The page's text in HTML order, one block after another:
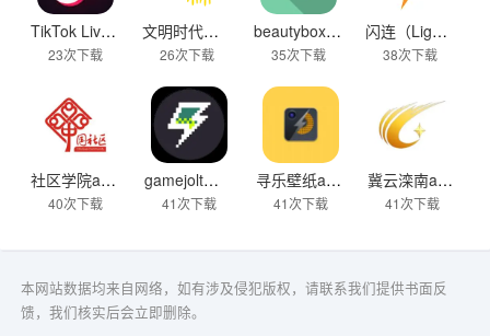
TikTok Live Wallpaper
23次下载
文明时代下载破解版无限金币最新版
26次下载
beautybox 小绿盒正版最新免费下载
35次下载
闪连（LightningX）加速器app
38次下载
社区学院app下载
40次下载
gamejolt模拟器下载
41次下载
寻乐壁纸app下载
41次下载
冀云滦南app下载安装
41次下载
本网站数据均来自网络，如有涉及侵犯版权，请联系我们提供书面反
馈，我们核实后会立即删除。